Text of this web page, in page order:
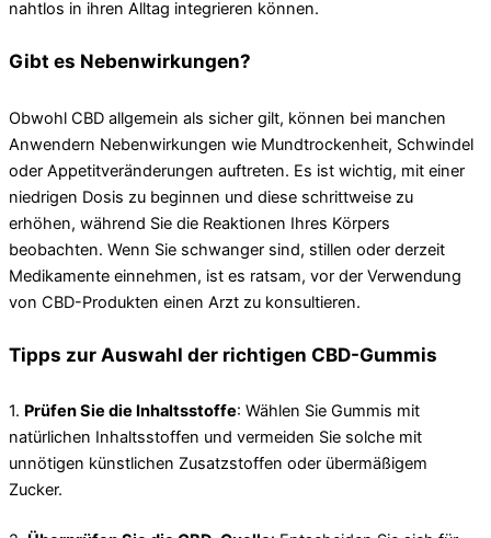
nahtlos in ihren Alltag integrieren können.
Gibt es Nebenwirkungen?
Obwohl CBD allgemein als sicher gilt, können bei manchen
Anwendern Nebenwirkungen wie Mundtrockenheit, Schwindel
oder Appetitveränderungen auftreten. Es ist wichtig, mit einer
niedrigen Dosis zu beginnen und diese schrittweise zu
erhöhen, während Sie die Reaktionen Ihres Körpers
beobachten. Wenn Sie schwanger sind, stillen oder derzeit
Medikamente einnehmen, ist es ratsam, vor der Verwendung
von CBD-Produkten einen Arzt zu konsultieren.
Tipps zur Auswahl der richtigen CBD-Gummis
1. Prüfen Sie die Inhaltsstoffe: Wählen Sie Gummis mit
natürlichen Inhaltsstoffen und vermeiden Sie solche mit
unnötigen künstlichen Zusatzstoffen oder übermäßigem
Zucker.